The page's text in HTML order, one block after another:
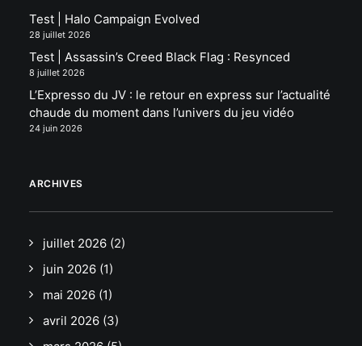
Test | Halo Campaign Evolved
28 juillet 2026
Test | Assassin’s Creed Black Flag : Resynced
8 juillet 2026
L’Expresso du JV : le retour en express sur l’actualité
chaude du moment dans l’univers du jeu vidéo
24 juin 2026
ARCHIVES
juillet 2026 (2)
juin 2026 (1)
mai 2026 (1)
avril 2026 (3)